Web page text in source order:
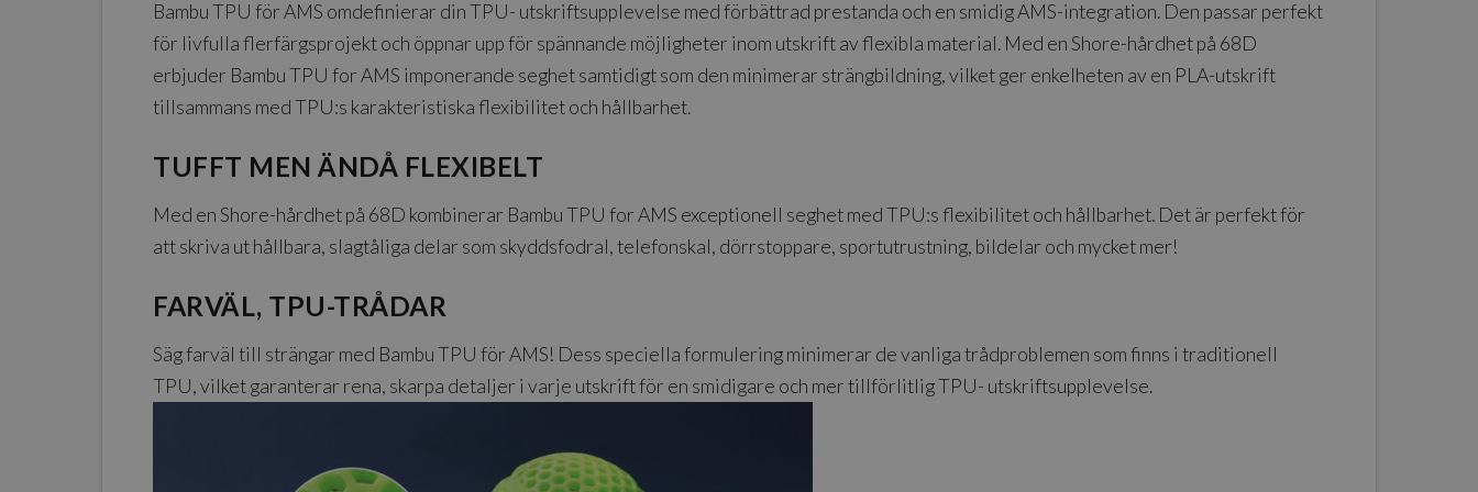
Bambu TPU för AMS omdefinierar din TPU- utskriftsupplevelse med förbättrad prestanda och en smidig AMS-integration. Den passar perfekt
för livfulla flerfärgsprojekt och öppnar upp för spännande möjligheter inom utskrift av flexibla material. Med en Shore-hårdhet på 68D
erbjuder Bambu TPU for AMS imponerande seghet samtidigt som den minimerar strängbildning, vilket ger enkelheten av en PLA-utskrift
tillsammans med TPU:s karakteristiska flexibilitet och hållbarhet.
TUFFT MEN ÄNDÅ FLEXIBELT
Med en Shore-hårdhet på 68D kombinerar Bambu TPU for AMS exceptionell seghet med TPU:s flexibilitet och hållbarhet. Det är perfekt för
att skriva ut hållbara, slagtåliga delar som skyddsfodral, telefonskal, dörrstoppare, sportutrustning, bildelar och mycket mer!
FARVÄL, TPU-TRÅDAR
Säg farväl till strängar med Bambu TPU för AMS! Dess speciella formulering minimerar de vanliga trådproblemen som finns i traditionell
TPU, vilket garanterar rena, skarpa detaljer i varje utskrift för en smidigare och mer tillförlitlig TPU- utskriftsupplevelse.